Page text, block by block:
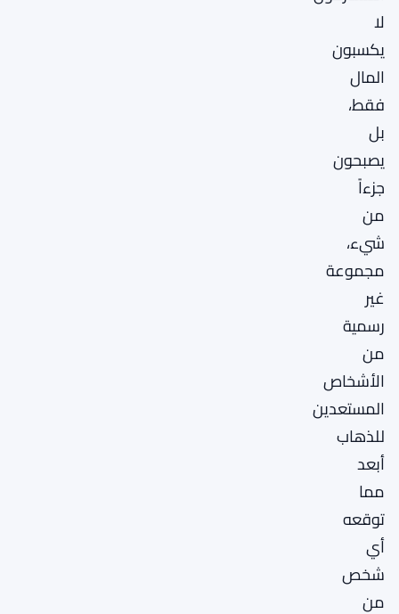
لا
يكسبون
المال
فقط،
بل
يصبحون
جزءاً
من
شيء،
مجموعة
غير
رسمية
من
الأشخاص
المستعدين
للذهاب
أبعد
مما
توقعه
أي
شخص
من